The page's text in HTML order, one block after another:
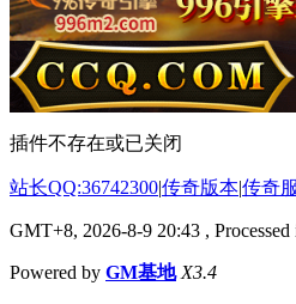
插件不存在或已关闭
站长QQ:36742300|传奇版本|传奇
GMT+8, 2026-8-9 20:43 ,
Powered by GM基地 X3.4